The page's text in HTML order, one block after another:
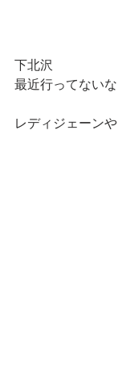
下北沢
最近行ってないな
レディジェーンや